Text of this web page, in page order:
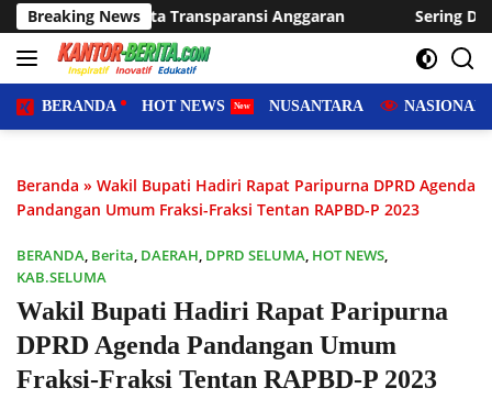
Langsung
ke
konten
Breaking News
Anggaran Sering Dilanda Genangan, Desa
BERANDA HOT NEWS NUSANTARA NASIONAL
Beranda » Wakil Bupati Hadiri Rapat Paripurna DPRD Agenda
Pandangan Umum Fraksi-Fraksi Tentan RAPBD-P 2023
BERANDA, Berita, DAERAH, DPRD SELUMA, HOT NEWS,
KAB.SELUMA
Wakil Bupati Hadiri Rapat Paripurna
DPRD Agenda Pandangan Umum
Fraksi-Fraksi Tentan RAPBD-P 2023